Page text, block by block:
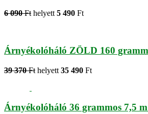
6 090 Ft helyett 5 490 Ft
Árnyékolóháló ZÖLD 160
39 370 Ft helyett 35 490 Ft
Árnyékolóháló 36 grammos 7,5